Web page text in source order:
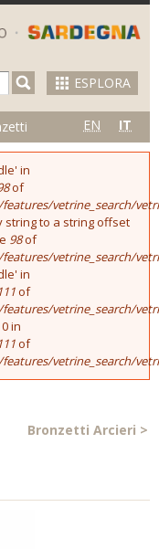
ESPLORA
EN IT
in
of
vetrine_search/
string to a string offset
98of
vetrine_search/
in
111of
vetrine_search/
in
111of
vetrine_search/
Bronzetti Arcieri >